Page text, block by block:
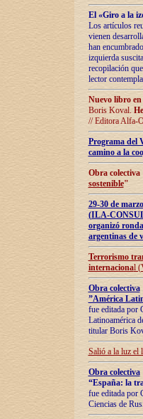
El «Giro a la
Los artículos
vienen
han
izquierda
recopilación
lector
Nuevo libro
Boris Koval.
// Editora Alfa-
Programa del
camino a la
Obra
sostenible"
29-30 de
(ILA-
organizó
argentinas de
Terrorismo
internacional
Obra colectiva
”América
fue editada por
Latinoamérica
titular Boris
Salió a la luz el
Obra colectiva
“España: la
fue editada por
Ciencias de